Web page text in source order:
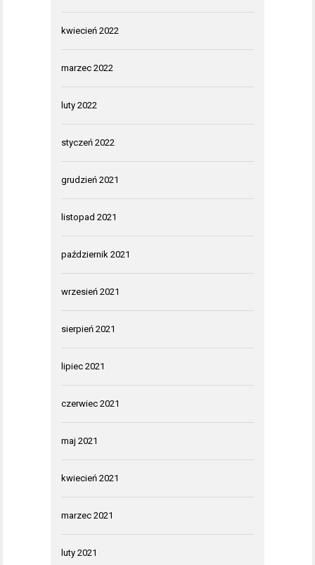
kwiecień 2022
marzec 2022
luty 2022
styczeń 2022
grudzień 2021
listopad 2021
październik 2021
wrzesień 2021
sierpień 2021
lipiec 2021
czerwiec 2021
maj 2021
kwiecień 2021
marzec 2021
luty 2021